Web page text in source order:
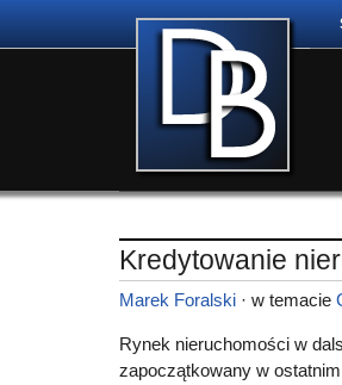
Kredytowanie
Marek Foralski · w temacie
Rynek nieruchomości w
zapoczątkowany w